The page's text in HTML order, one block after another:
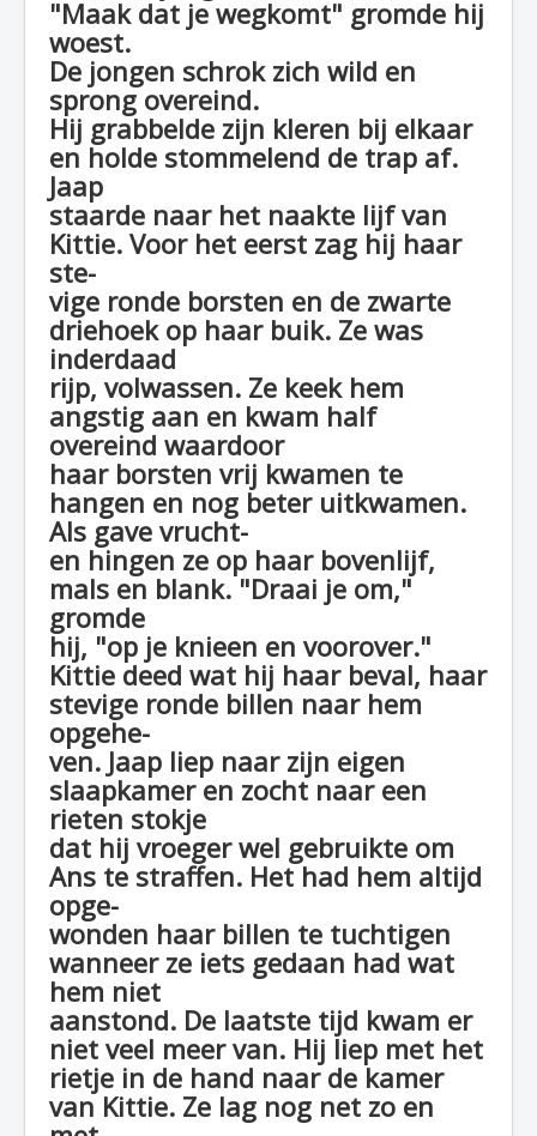
"Maak dat je wegkomt" gromde hij
woest.
De jongen schrok zich wild en
sprong overeind.
Hij grabbelde zijn kleren bij elkaar
en holde stommelend de trap af.
Jaap
staarde naar het naakte lijf van
Kittie. Voor het eerst zag hij haar
ste-
vige ronde borsten en de zwarte
driehoek op haar buik. Ze was
inderdaad
rijp, volwassen. Ze keek hem
angstig aan en kwam half
overeind waardoor
haar borsten vrij kwamen te
hangen en nog beter uitkwamen.
Als gave vrucht-
en hingen ze op haar bovenlijf,
mals en blank. "Draai je om,"
gromde
hij, "op je knieen en voorover."
Kittie deed wat hij haar beval, haar
stevige ronde billen naar hem
opgehe-
ven. Jaap liep naar zijn eigen
slaapkamer en zocht naar een
rieten stokje
dat hij vroeger wel gebruikte om
Ans te straffen. Het had hem altijd
opge-
wonden haar billen te tuchtigen
wanneer ze iets gedaan had wat
hem niet
aanstond. De laatste tijd kwam er
niet veel meer van. Hij liep met het
rietje in de hand naar de kamer
van Kittie. Ze lag nog net zo en